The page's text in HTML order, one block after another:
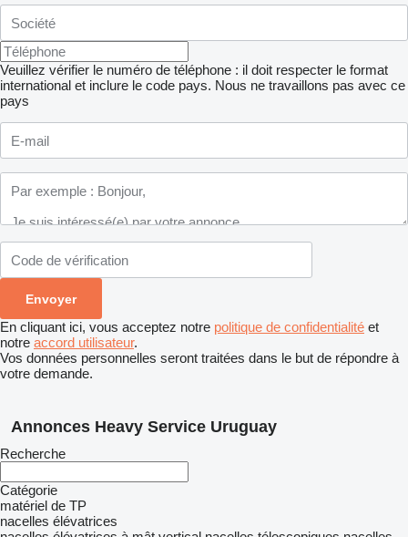
Veuillez vérifier le numéro de téléphone : il doit respecter le format
international et inclure le code pays. Nous ne travaillons pas avec ce
pays
En cliquant ici, vous acceptez notre politique de confidentialité et
notre accord utilisateur.
Vos données personnelles seront traitées dans le but de répondre à
votre demande.
Annonces Heavy Service Uruguay
Recherche
Catégorie
matériel de TP
nacelles élévatrices